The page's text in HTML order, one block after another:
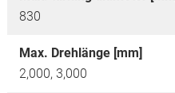
830
Max. Drehlänge [mm]
2,000, 3,000